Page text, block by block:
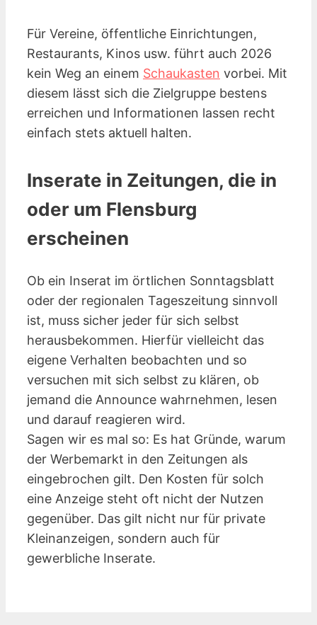
Für Vereine, öffentliche Einrichtungen,
Restaurants, Kinos usw. führt auch 2026
kein Weg an einem Schaukasten vorbei. Mit
diesem lässt sich die Zielgruppe bestens
erreichen und Informationen lassen recht
einfach stets aktuell halten.
Inserate in Zeitungen, die in
oder um Flensburg
erscheinen
Ob ein Inserat im örtlichen Sonntagsblatt
oder der regionalen Tageszeitung sinnvoll
ist, muss sicher jeder für sich selbst
herausbekommen. Hierfür vielleicht das
eigene Verhalten beobachten und so
versuchen mit sich selbst zu klären, ob
jemand die Announce wahrnehmen, lesen
und darauf reagieren wird.
Sagen wir es mal so: Es hat Gründe, warum
der Werbemarkt in den Zeitungen als
eingebrochen gilt. Den Kosten für solch
eine Anzeige steht oft nicht der Nutzen
gegenüber. Das gilt nicht nur für private
Kleinanzeigen, sondern auch für
gewerbliche Inserate.